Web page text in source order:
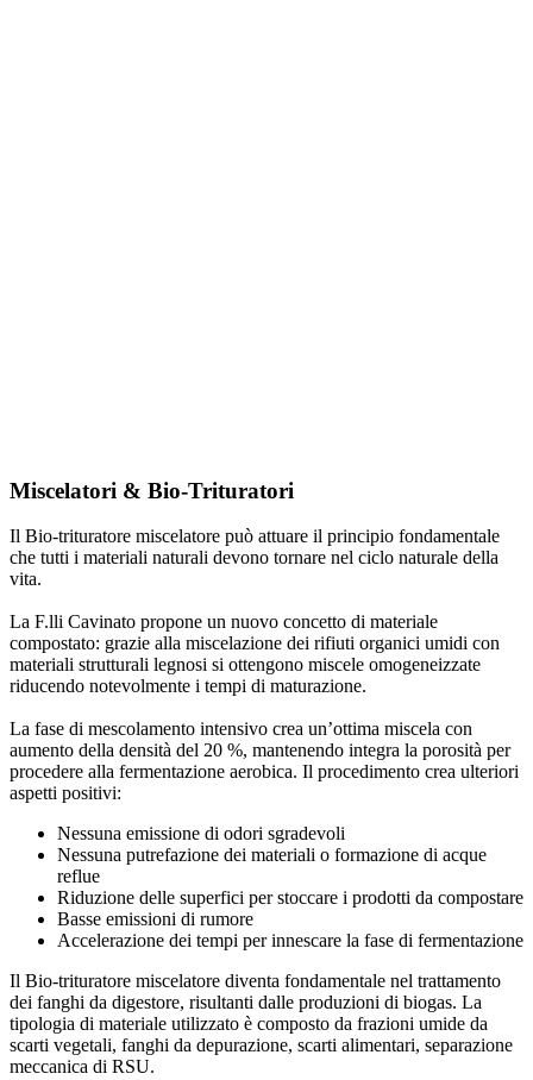
Miscelatori & Bio-Trituratori
Il Bio-trituratore miscelatore può attuare il principio fondamentale
che tutti i materiali naturali devono tornare nel ciclo naturale della
vita.
La F.lli Cavinato propone un nuovo concetto di materiale
compostato: grazie alla miscelazione dei rifiuti organici umidi con
materiali strutturali legnosi si ottengono miscele omogeneizzate
riducendo notevolmente i tempi di maturazione.
La fase di mescolamento intensivo crea un’ottima miscela con
aumento della densità del 20 %, mantenendo integra la porosità per
procedere alla fermentazione aerobica. Il procedimento crea ulteriori
aspetti positivi:
Nessuna emissione di odori sgradevoli
Nessuna putrefazione dei materiali o formazione di acque
reflue
Riduzione delle superfici per stoccare i prodotti da compostare
Basse emissioni di rumore
Accelerazione dei tempi per innescare la fase di fermentazione
Il Bio-trituratore miscelatore diventa fondamentale nel trattamento
dei fanghi da digestore, risultanti dalle produzioni di biogas. La
tipologia di materiale utilizzato è composto da frazioni umide da
scarti vegetali, fanghi da depurazione, scarti alimentari, separazione
meccanica di RSU.